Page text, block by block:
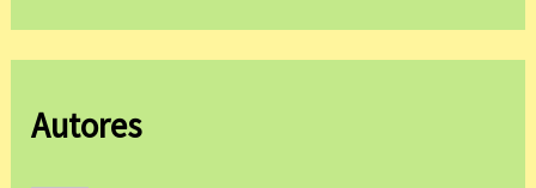
Autores